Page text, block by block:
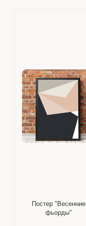
Постер "Весенние
фьорды"